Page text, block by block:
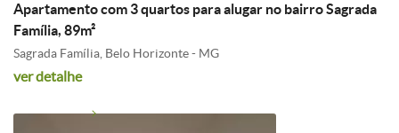
Apartamento com 3 quartos para alugar no bairro Sagrada
Família, 89m²
Sagrada Família, Belo Horizonte - MG
ver detalhe